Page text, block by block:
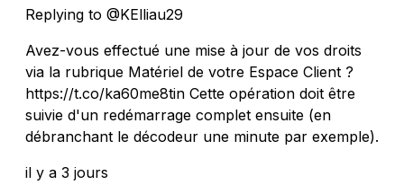
Replying to @KElliau29
Avez-vous effectué une mise à jour de vos droits
via la rubrique Matériel de votre Espace Client ?
https://t.co/ka60me8tin Cette opération doit être
suivie d'un redémarrage complet ensuite (en
débranchant le décodeur une minute par exemple).
il y a 3 jours